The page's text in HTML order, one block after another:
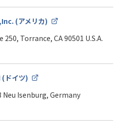
(アメリカ)
250, Torrance, CA 90501 U.S.A.
ドイツ)
Neu Isenburg, Germany